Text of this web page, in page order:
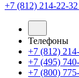
+7 (812) 214-22-32
Телефоны
+7 (812)
+7 (495)
+7 (800)